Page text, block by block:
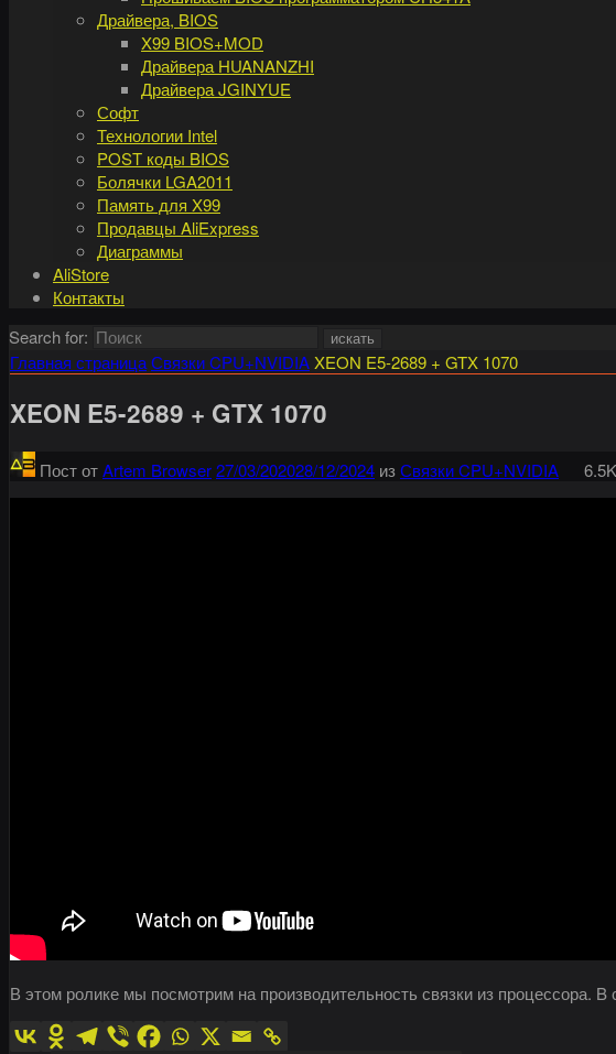
Драйвера, BIOS
X99 BIOS+MOD
Драйвера HUANANZHI
Драйвера JGINYUE
Софт
Технологии Intel
POST коды BIOS
Болячки LGA2011
Память для X99
Продавцы AliExpress
Диаграммы
AliStore
Контакты
Search for:
искать
Главная страницаСвязки CPU+NVIDIAXEON E5-2689 + GTX 1070
XEON E5-2689 + GTX 1070
Пост отArtem Browser27/03/202028/12/2024 изСвязки CPU+NVIDIA 6.5K
В этом ролике мы посмотрим на производительность связки из процессора.